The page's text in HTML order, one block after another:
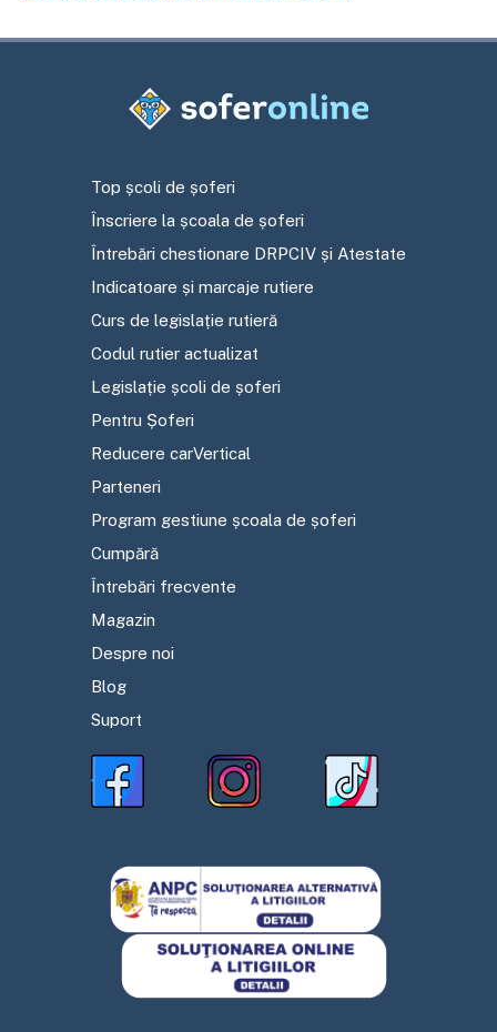
Top școli de șoferi
Înscriere la școala de șoferi
Întrebări chestionare DRPCIV și Atestate
Indicatoare și marcaje rutiere
Curs de legislație rutieră
Codul rutier actualizat
Legislație școli de șoferi
Pentru Șoferi
Reducere carVertical
Parteneri
Program gestiune școala de șoferi
Cumpără
Întrebări frecvente
Magazin
Despre noi
Blog
Suport